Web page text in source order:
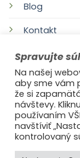
Blog
Kontakt
Spravujte
Na našej
aby sme vám
že si
návštevy.
používaním
navštíviť
kontrolovaný